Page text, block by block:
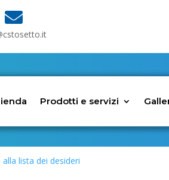

Prodotti e servizi
alla lista dei desideri